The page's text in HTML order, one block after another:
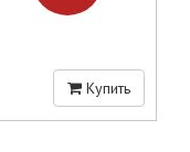
Купить